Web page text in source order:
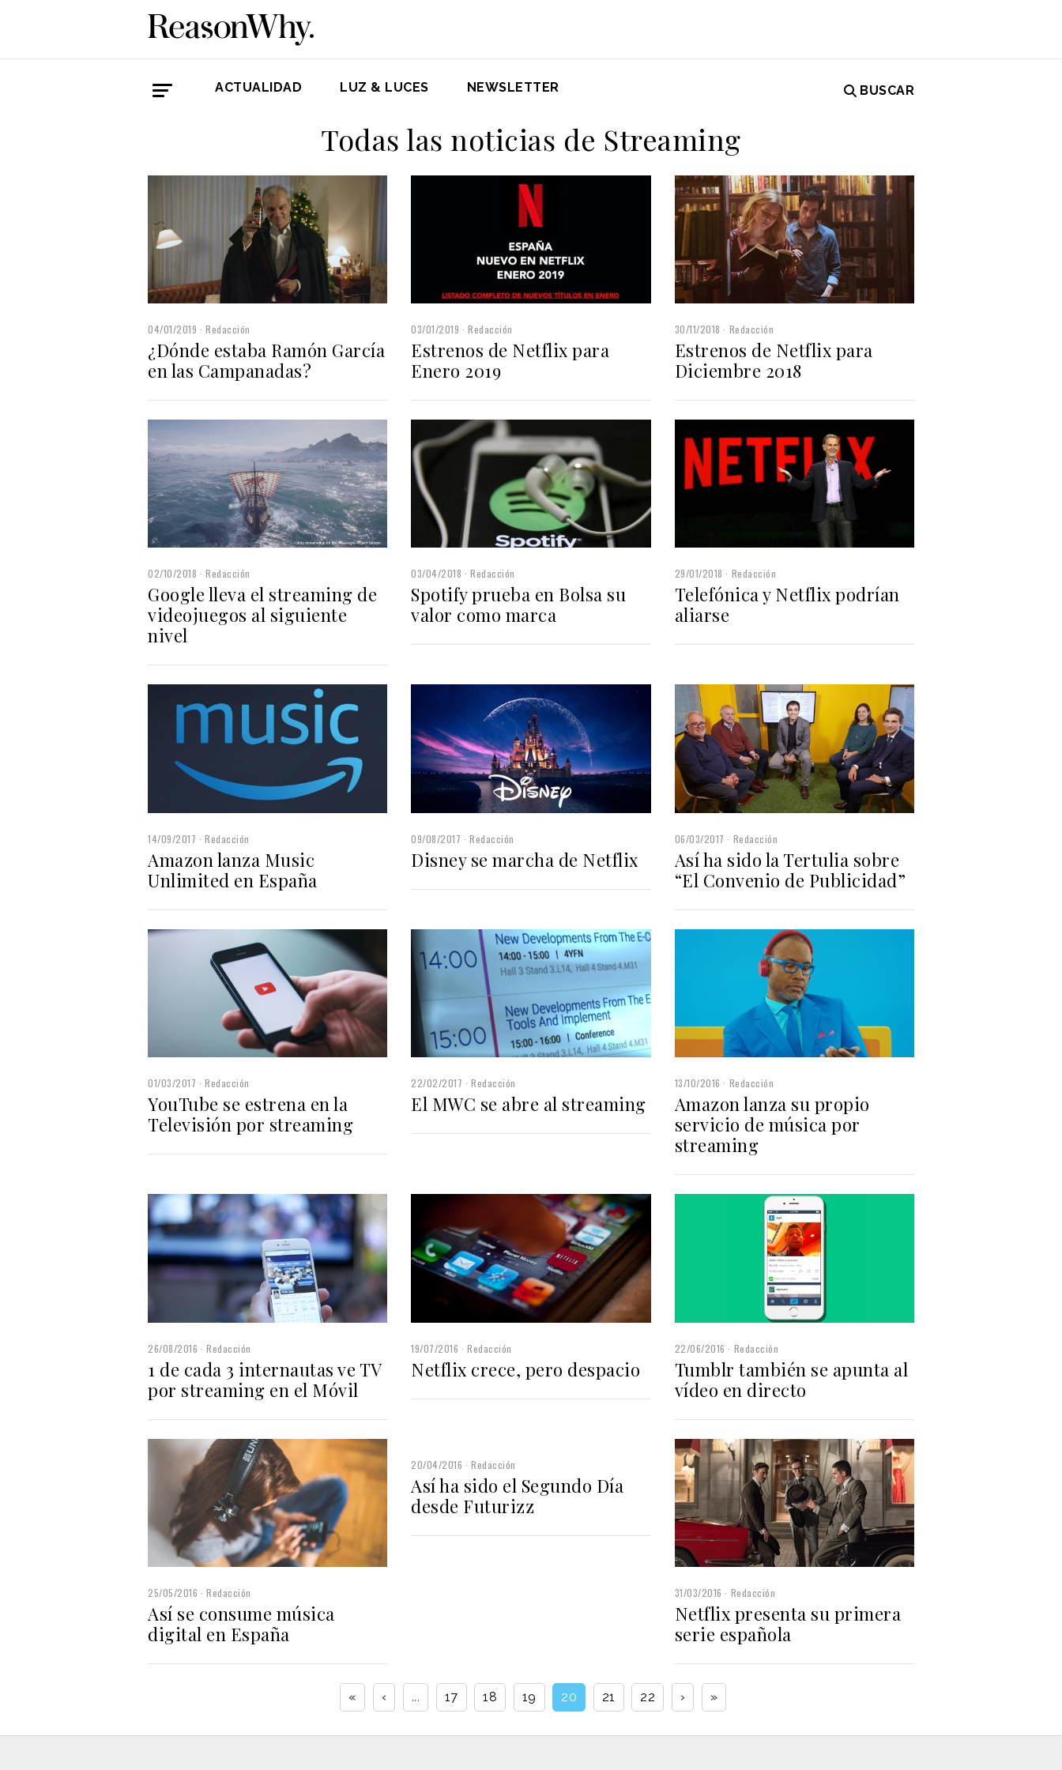
ACTUALIDAD LUZ & LUCES NEWSLETTER BUSCAR
Todas las noticias de Streaming
04/01/2019 Redacción
¿Dónde estaba Ramón García
en las Campanadas?
03/01/2019 Redacción
Estrenos de Netflix para
Enero 2019
30/11/2018 Redacción
Estrenos de Netflix para
Diciembre 2018
02/10/2018 Redacción
Google lleva el streaming de
videojuegos al siguiente
nivel
03/04/2018 Redacción
Spotify prueba en Bolsa su
valor como marca
29/01/2018 Redacción
Telefónica y Netflix podrían
aliarse
14/09/2017 Redacción
Amazon lanza Music
Unlimited en España
09/08/2017 Redacción
Disney se marcha de Netflix
06/03/2017 Redacción
Así ha sido la Tertulia sobre
“El Convenio de Publicidad”
01/03/2017 Redacción
YouTube se estrena en la
Televisión por streaming
22/02/2017 Redacción
El MWC se abre al streaming
13/10/2016 Redacción
Amazon lanza su propio
servicio de música por
streaming
26/08/2016 Redacción
1 de cada 3 internautas ve TV
por streaming en el Móvil
19/07/2016 Redacción
Netflix crece, pero despacio
22/06/2016 Redacción
Tumblr también se apunta al
vídeo en directo
25/05/2016 Redacción
Así se consume música
digital en España
20/04/2016 Redacción
Así ha sido el Segundo Día
desde Futurizz
31/03/2016 Redacción
Netflix presenta su primera
serie española
« ‹ ... 17 18 19 20 21 22 › »